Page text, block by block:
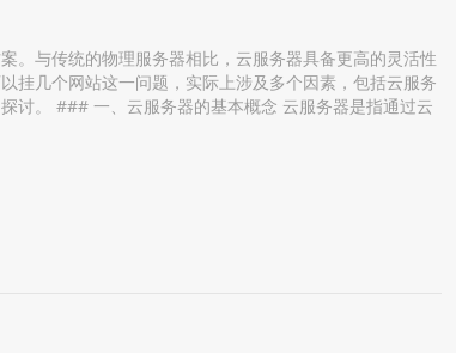
。与传统的物理服务器相比，云服务器具备更高的灵活性
挂几个网站这一问题，实际上涉及多个因素，包括云服务
讨。 ### 一、云服务器的基本概念 云服务器是指通过云